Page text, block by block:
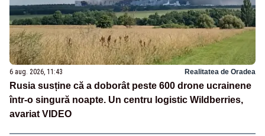
6 aug. 2026, 11:43 Realitatea de Oradea
Rusia susține că a doborât peste 600 drone ucrainene
într-o singură noapte. Un centru logistic Wildberries,
avariat VIDEO